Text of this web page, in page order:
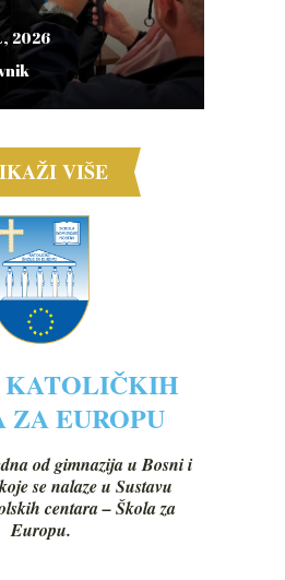
2026
VIŠE
KATOLIČKIH
ZA EUROPU
od gimnazija u Bosni i
se nalaze u Sustavu
centara – Škola za
Europu.